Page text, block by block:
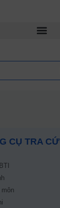
CỤ TRA